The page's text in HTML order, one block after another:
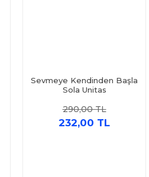
Sevmeye Kendinden Başla
Sola Unitas
290,00 TL
232,00 TL